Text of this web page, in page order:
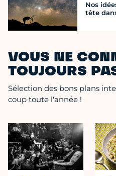
Nos
tête
VOUS NE
TOUJOURS
Sélection des bons plans
coup toute l'année !